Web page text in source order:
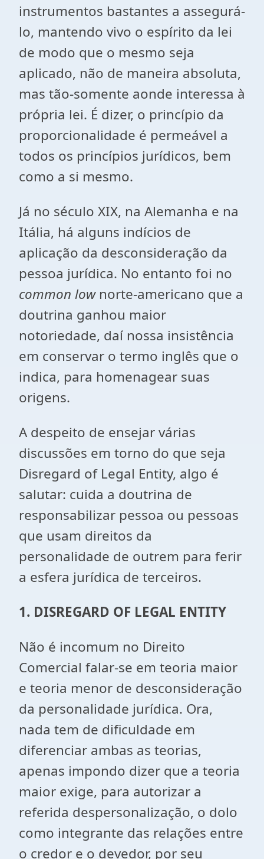
instrumentos bastantes a assegurá-
lo, mantendo vivo o espírito da lei
de modo que o mesmo seja
aplicado, não de maneira absoluta,
mas tão-somente aonde interessa à
própria lei. É dizer, o princípio da
proporcionalidade é permeável a
todos os princípios jurídicos, bem
como a si mesmo.
Já no século XIX, na Alemanha e na
Itália, há alguns indícios de
aplicação da desconsideração da
pessoa jurídica. No entanto foi no
common low norte-americano que a
doutrina ganhou maior
notoriedade, daí nossa insistência
em conservar o termo inglês que o
indica, para homenagear suas
origens.
A despeito de ensejar várias
discussões em torno do que seja
Disregard of Legal Entity, algo é
salutar: cuida a doutrina de
responsabilizar pessoa ou pessoas
que usam direitos da
personalidade de outrem para ferir
a esfera jurídica de terceiros.
1. DISREGARD OF LEGAL ENTITY
Não é incomum no Direito
Comercial falar-se em teoria maior
e teoria menor de desconsideração
da personalidade jurídica. Ora,
nada tem de dificuldade em
diferenciar ambas as teorias,
apenas impondo dizer que a teoria
maior exige, para autorizar a
referida despersonalização, o dolo
como integrante das relações entre
o credor e o devedor, por seu